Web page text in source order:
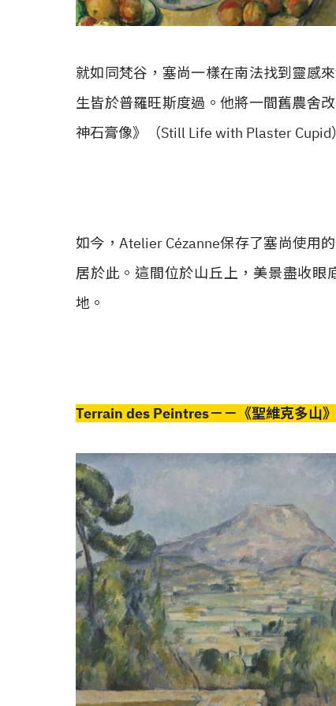
就如同梵谷，塞尚一樣在南法找到靈感
生皆於普羅旺斯度過。他將一間舊農舍
神石膏像》（Still Life with Plaster Cupid
如今，Atelier Cézanne保存了塞尚使用
居於此。這間位於山丘上，美景盡收
地。
Terrain des Peintres－－《聖維克多山